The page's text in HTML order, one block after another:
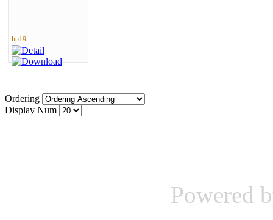
hp19
Ordering
Display Num
Powered